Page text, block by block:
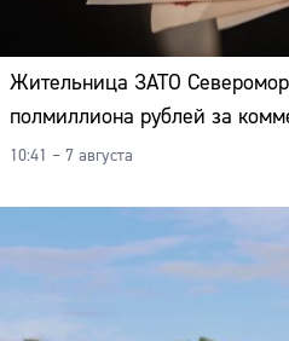
Жительница ЗАТО
полмиллиона рублей за
10:41 – 7 августа